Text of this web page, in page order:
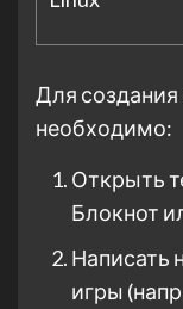
Для создания
необходимо:
Открыть
Блокнот
Написать
игры